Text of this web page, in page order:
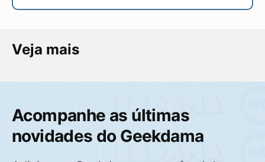
Veja mais
Acompanhe as últimas
novidades do Geekdama